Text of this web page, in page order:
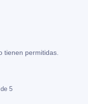
tienen permitidas.
de 5